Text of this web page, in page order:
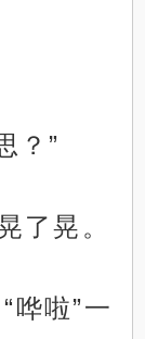
？”
了晃。
哗啦”一